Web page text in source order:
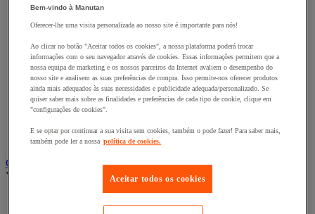
Carro de nível constante
Carro de plataformas
Carro eléctrico
Carro em fio de aço
Carro para caixas
Carro para carga comprida e volumosa
Carros com espaldar fixo e taipal
Carros de preparação de encomendas
Reboque industrial
Serviço e Manipulação
Contentor móvel gradeado
Ver todas as categorias
Bem-vindo à Manutan
Oferecer-lhe uma visita personalizada ao nosso site é importante para nós!
Ao clicar no botão "Aceitar todos os cookies", a nossa plataforma poderá trocar
informações com o seu navegador através de cookies. Essas informações permitem que a
nossa equipa de marketing e os nossos parceiros da Internet avaliem o desempenho do
nosso site e analisem as suas preferências de compra. Isso permite-nos oferecer produtos
ainda mais adequados às suas necessidades e publicidade adequada/personalizado. Se
quiser saber mais sobre as finalidades e preferências de cada tipo de cookie, clique em
"configurações de cookies".
E se optar por continuar a sua visita sem cookies, também o pode fazer! Para saber mais,
também pode ler a nossa política de cookies.
Aceitar todos os cookies